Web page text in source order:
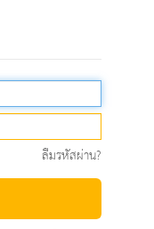
ลืมรหัสผ่าน?